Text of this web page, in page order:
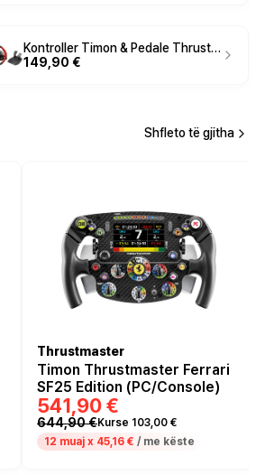
Kontroller Timon & Pedale Thrustmaster Ferrari 458 Spider - Zezë/Kuqe
149,90 €
Shfleto të gjitha
Thrustmaster
Timon Thrustmaster Ferrari
SF25 Edition (PC/Console)
541,90 €
644,90 €Kurse 103,00 €
12 muaj x 45,16 € / me këste